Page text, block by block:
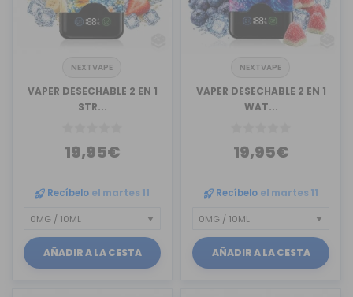
NEXTVAPE
VAPER DESECHABLE 2 EN 1
STR...
19,95€
Recíbelo el martes 11
AÑADIR A LA CESTA
NEXTVAPE
VAPER DESECHABLE 2 EN 1
WAT...
19,95€
Recíbelo el martes 11
AÑADIR A LA CESTA